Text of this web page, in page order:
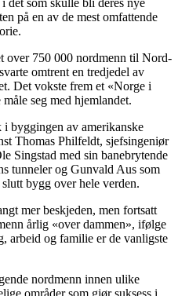
på en av de mest omfattende
over 750 000 nordmenn til Nord-
omtrent en tredjedel av
Det vokste frem et «Norge i
seg med hjemlandet.
byggingen av amerikanske
Thomas Philfeldt, sjefsingeniør
Singstad med sin banebrytende
tunneler og Gunvald Aus som
bygg over hele verden.
mer beskjeden, men fortsatt
årlig «over dammen», ifølge
arbeid og familie er de vanligste
nordmenn innen ulike
områder som gjør suksess i